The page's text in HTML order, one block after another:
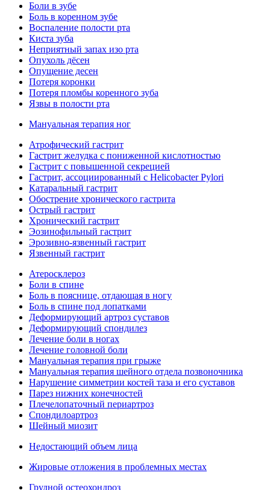
Боли в зубе
Боль в коренном зубе
Воспаление полости рта
Киста зуба
Неприятный запах изо рта
Опухоль дёсен
Опущение десен
Потеря коронки
Потеря пломбы коренного зуба
Язвы в полости рта
Мануальная терапия ног
Атрофический гастрит
Гастрит желудка с пониженной кислотностью
Гастрит с повышенной секрецией
Гастрит, ассоциированный с Helicobacter Pylori
Катаральный гастрит
Обострение хронического гастрита
Острый гастрит
Хронический гастрит
Эозинофильный гастрит
Эрозивно-язвенный гастрит
Язвенный гастрит
Атеросклероз
Боли в спине
Боль в пояснице, отдающая в ногу
Боль в спине под лопатками
Деформирующий артроз суставов
Деформирующий спондилез
Лечение боли в ногах
Лечение головной боли
Мануальная терапия при грыже
Мануальная терапия шейного отдела позвоночника
Нарушение симметрии костей таза и его суставов
Парез нижних конечностей
Плечелопаточный периартроз
Спондилоартроз
Шейный миозит
Недостающий объем лица
Жировые отложения в проблемных местах
Грудной остеохондроз